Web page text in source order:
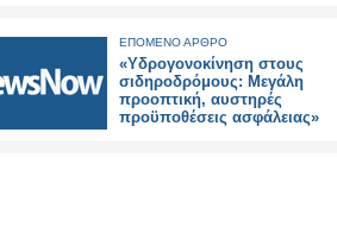
ΕΠΟΜΕΝΟ ΑΡΘΡΟ
«Υδρογονοκίνηση στους
σιδηροδρόμους: Μεγάλη
προοπτική, αυστηρές
προϋποθέσεις ασφάλειας»